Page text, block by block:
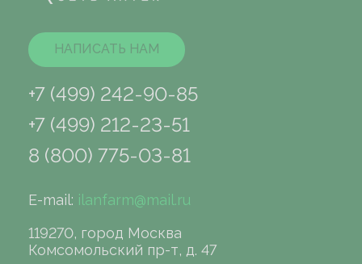
НАПИСАТЬ НАМ
+7 (499) 242-90-85
+7 (499) 212-23-51
8 (800) 775-03-81
E-mail: ilanfarm@mail.ru
119270, город Москва
Комсомольский пр-т, д. 47